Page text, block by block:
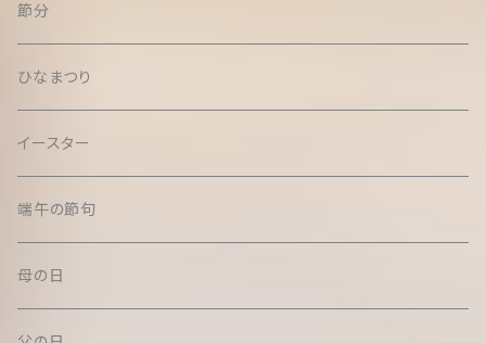
節分
ひなまつり
イースター
端午の節句
母の日